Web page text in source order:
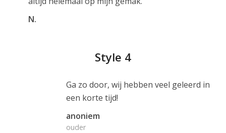
N.
Style 4
Ga zo door, wij hebben veel geleerd in
een korte tijd!
anoniem
ouder